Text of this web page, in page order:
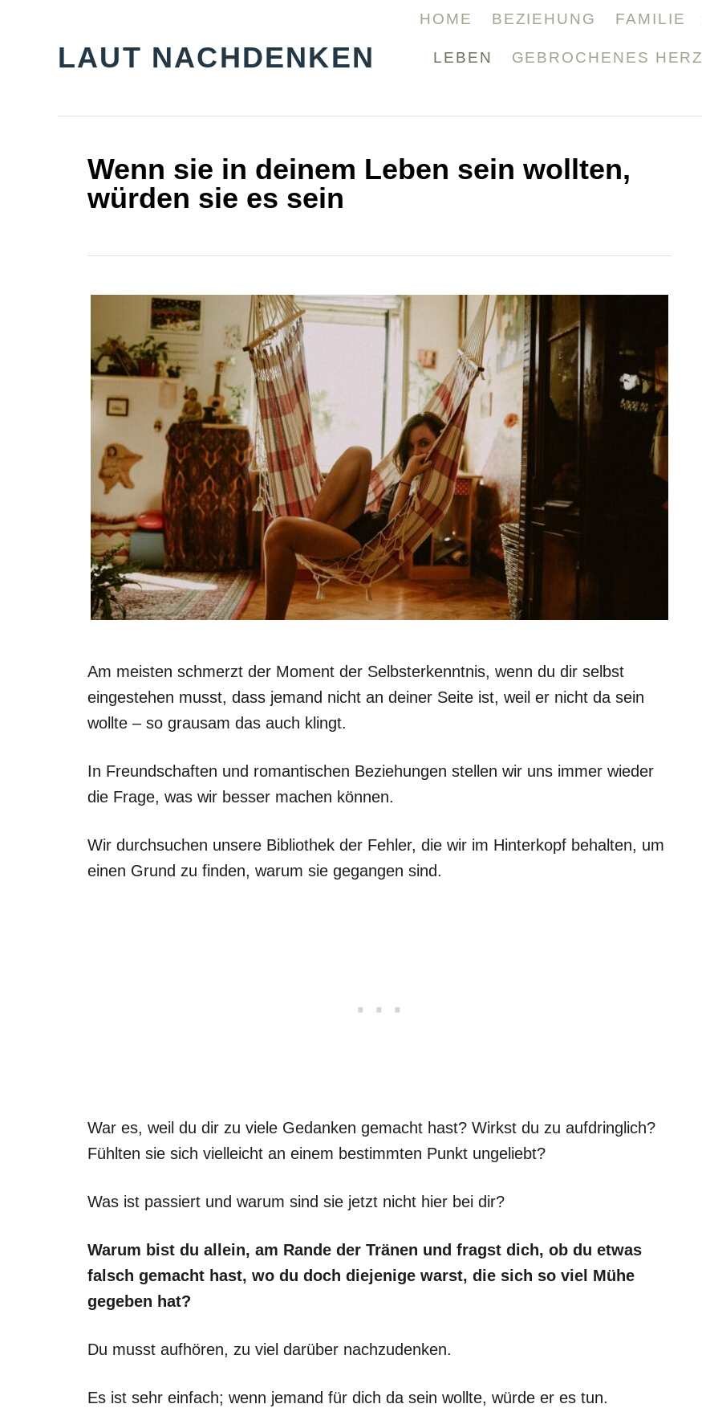
LAUT NACHDENKEN
HOME BEZIEHUNG FAMILIE
LEBEN GEBROCHENES HERZ
Wenn sie in deinem Leben sein wollten,
würden sie es sein
Am meisten schmerzt der Moment der Selbsterkenntnis, wenn du dir selbst
eingestehen musst, dass jemand nicht an deiner Seite ist, weil er nicht da sein
wollte – so grausam das auch klingt.
In Freundschaften und romantischen Beziehungen stellen wir uns immer wieder
die Frage, was wir besser machen können.
Wir durchsuchen unsere Bibliothek der Fehler, die wir im Hinterkopf behalten, um
einen Grund zu finden, warum sie gegangen sind.
War es, weil du dir zu viele Gedanken gemacht hast? Wirkst du zu aufdringlich?
Fühlten sie sich vielleicht an einem bestimmten Punkt ungeliebt?
Was ist passiert und warum sind sie jetzt nicht hier bei dir?
Warum bist du allein, am Rande der Tränen und fragst dich, ob du etwas
falsch gemacht hast, wo du doch diejenige warst, die sich so viel Mühe
gegeben hat?
Du musst aufhören, zu viel darüber nachzudenken.
Es ist sehr einfach; wenn jemand für dich da sein wollte, würde er es tun.